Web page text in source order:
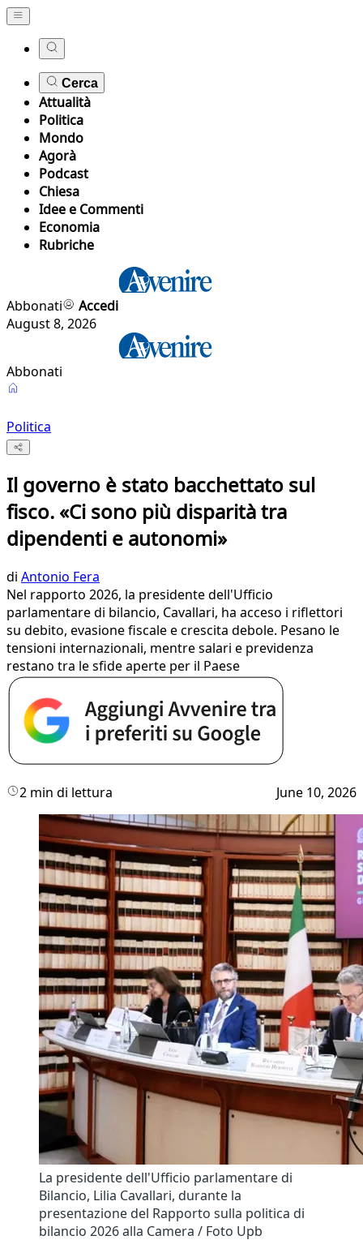
Cerca
Attualità
Politica
Mondo
Agorà
Podcast
Chiesa
Idee e Commenti
Economia
Rubriche
Abbonati
Accedi
August 8, 2026
Abbonati
Politica
Il governo è stato bacchettato sul
fisco. «Ci sono più disparità tra
dipendenti e autonomi»
di Antonio Fera
Nel rapporto 2026, la presidente dell'Ufficio
parlamentare di bilancio, Cavallari, ha acceso i riflettori
su debito, evasione fiscale e crescita debole. Pesano le
tensioni internazionali, mentre salari e previdenza
restano tra le sfide aperte per il Paese
2 min di lettura June 10, 2026
La presidente dell'Ufficio parlamentare di
Bilancio, Lilia Cavallari, durante la
presentazione del Rapporto sulla politica di
bilancio 2026 alla Camera / Foto Upb